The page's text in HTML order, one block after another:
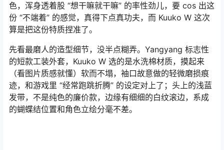
色，浑身透着股 “想干嘛就干嘛” 的率性劲儿，要 cos 出这
份 “不端着” 的感觉，真得下点真功夫，而 Kuuko W 这次
算是把这份特质捏准了。​
先看最磨人的造型细节，没半点糊弄。Yangyang 标志性
的短款工装外套，Kuuko W 选的是水洗棉材质，摸起来
（看图片质感就懂）软而不塌，袖口故意做的轻微磨损痕
迹，和游戏里 “经常跑跳折腾” 的设定对上了；头上的浅蓝
发带，不是纯色的廉价款，边缘有细细的白纹滚边，系成
的蝴蝶结位置和角色立绘分毫不差。